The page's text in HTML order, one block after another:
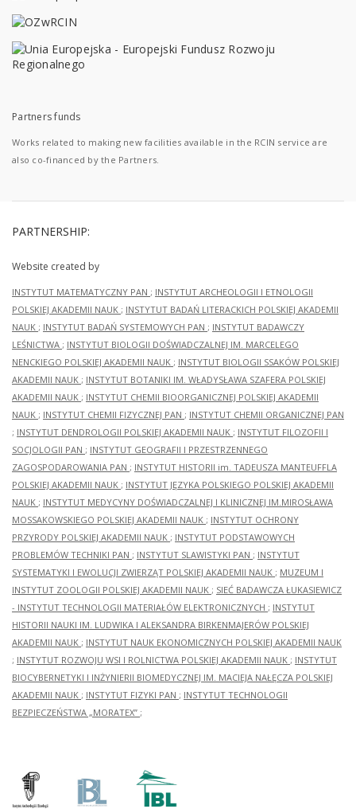
Partners funds
Works related to making new facilities available in the RCIN service are
also co-financed by the Partners.
PARTNERSHIP:
Website created by
INSTYTUT MATEMATYCZNY PAN ; INSTYTUT ARCHEOLOGII I ETNOLOGII
POLSKIEJ AKADEMII NAUK ; INSTYTUT BADAŃ LITERACKICH POLSKIEJ AKADEMII
NAUK ; INSTYTUT BADAŃ SYSTEMOWYCH PAN ; INSTYTUT BADAWCZY
LEŚNICTWA ; INSTYTUT BIOLOGII DOŚWIADCZALNEJ IM. MARCELEGO
NENCKIEGO POLSKIEJ AKADEMII NAUK ; INSTYTUT BIOLOGII SSAKÓW POLSKIEJ
AKADEMII NAUK ; INSTYTUT BOTANIKI IM. WŁADYSŁAWA SZAFERA POLSKIEJ
AKADEMII NAUK ; INSTYTUT CHEMII BIOORGANICZNEJ POLSKIEJ AKADEMII
NAUK ; INSTYTUT CHEMII FIZYCZNEJ PAN ; INSTYTUT CHEMII ORGANICZNEJ PAN
; INSTYTUT DENDROLOGII POLSKIEJ AKADEMII NAUK ; INSTYTUT FILOZOFII I
SOCJOLOGII PAN ; INSTYTUT GEOGRAFII I PRZESTRZENNEGO
ZAGOSPODAROWANIA PAN ; INSTYTUT HISTORII im. TADEUSZA MANTEUFFLA
POLSKIEJ AKADEMII NAUK ; INSTYTUT JĘZYKA POLSKIEGO POLSKIEJ AKADEMII
NAUK ; INSTYTUT MEDYCYNY DOŚWIADCZALNEJ I KLINICZNEJ IM.MIROSŁAWA
MOSSAKOWSKIEGO POLSKIEJ AKADEMII NAUK ; INSTYTUT OCHRONY
PRZYRODY POLSKIEJ AKADEMII NAUK ; INSTYTUT PODSTAWOWYCH
PROBLEMÓW TECHNIKI PAN ; INSTYTUT SLAWISTYKI PAN ; INSTYTUT
SYSTEMATYKI I EWOLUCJI ZWIERZĄT POLSKIEJ AKADEMII NAUK ; MUZEUM I
INSTYTUT ZOOLOGII POLSKIEJ AKADEMII NAUK ; SIEĆ BADAWCZA ŁUKASIEWICZ
- INSTYTUT TECHNOLOGII MATERIAŁÓW ELEKTRONICZNYCH ; INSTYTUT
HISTORII NAUKI IM. LUDWIKA I ALEKSANDRA BIRKENMAJERÓW POLSKIEJ
AKADEMII NAUK ; INSTYTUT NAUK EKONOMICZNYCH POLSKIEJ AKADEMII NAUK
; INSTYTUT ROZWOJU WSI I ROLNICTWA POLSKIEJ AKADEMII NAUK ; INSTYTUT
BIOCYBERNETYKI I INŻYNIERII BIOMEDYCZNEJ IM. MACIEJA NAŁĘCZA POLSKIEJ
AKADEMII NAUK ; INSTYTUT FIZYKI PAN ; INSTYTUT TECHNOLOGII
BEZPIECZEŃSTWA „MORATEX” ;